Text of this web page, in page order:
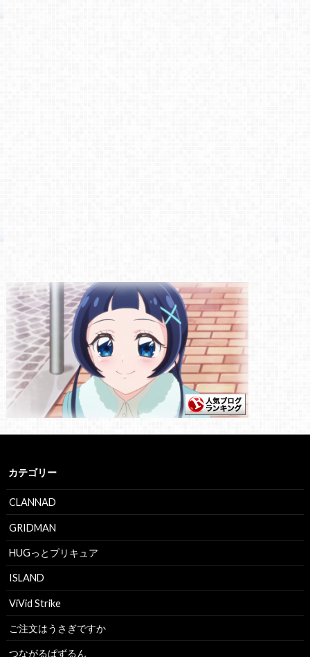
カテゴリー
CLANNAD
GRIDMAN
HUGっとプリキュア
ISLAND
ViVid Strike
ご注文はうさぎですか
つながるぱずるん